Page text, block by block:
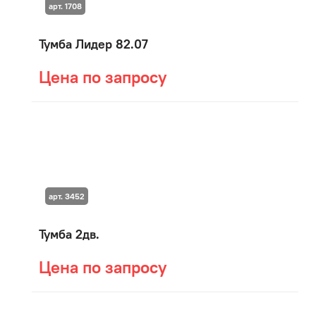
Тумба Лидер 82.07
Цена по запросу
арт. 1708
Тумба 2дв.
Цена по запросу
арт. 3452